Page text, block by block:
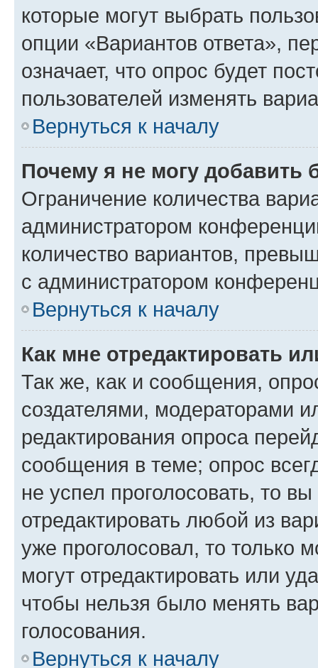
которые могут выбрать
опции «Вариантов ответа»,
означает, что опрос будет
пользователей изменять
Вернуться к началу
Почему я не могу добавить
Ограничение количества
администратором
количество вариантов,
с администратором
Вернуться к началу
Как мне отредактировать
Так же, как и сообщения,
создателями, модераторами
редактирования опроса
сообщения в теме; опрос
не успел проголосовать, то
отредактировать любой из
уже проголосовал, то только
могут отредактировать или
чтобы нельзя было менять
голосования.
Вернуться к началу